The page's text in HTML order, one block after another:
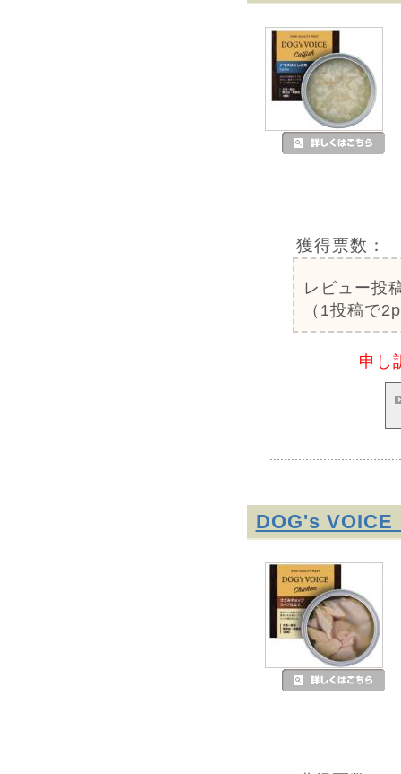
獲得票数：
レビュー投
（1投稿で
申し
DOG's